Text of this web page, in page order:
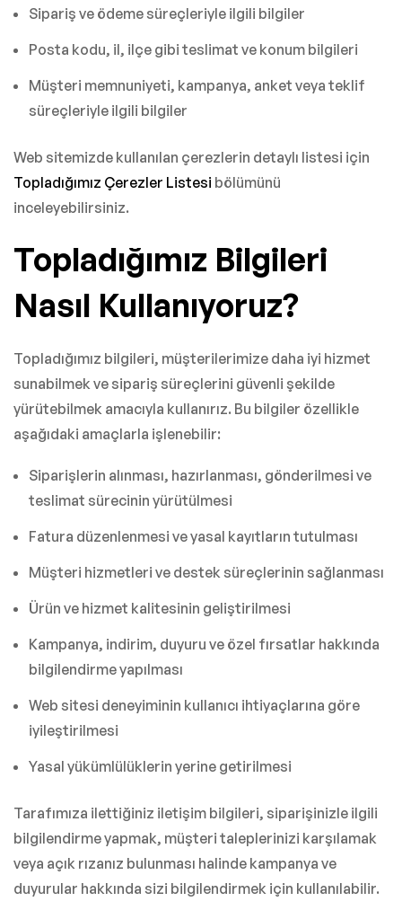
Sipariş ve ödeme süreçleriyle ilgili bilgiler
Posta kodu, il, ilçe gibi teslimat ve konum bilgileri
Müşteri memnuniyeti, kampanya, anket veya teklif
süreçleriyle ilgili bilgiler
Web sitemizde kullanılan çerezlerin detaylı listesi için
Topladığımız Çerezler Listesi bölümünü
inceleyebilirsiniz.
Topladığımız Bilgileri
Nasıl Kullanıyoruz?
Topladığımız bilgileri, müşterilerimize daha iyi hizmet
sunabilmek ve sipariş süreçlerini güvenli şekilde
yürütebilmek amacıyla kullanırız. Bu bilgiler özellikle
aşağıdaki amaçlarla işlenebilir:
Siparişlerin alınması, hazırlanması, gönderilmesi ve
teslimat sürecinin yürütülmesi
Fatura düzenlenmesi ve yasal kayıtların tutulması
Müşteri hizmetleri ve destek süreçlerinin sağlanması
Ürün ve hizmet kalitesinin geliştirilmesi
Kampanya, indirim, duyuru ve özel fırsatlar hakkında
bilgilendirme yapılması
Web sitesi deneyiminin kullanıcı ihtiyaçlarına göre
iyileştirilmesi
Yasal yükümlülüklerin yerine getirilmesi
Tarafımıza ilettiğiniz iletişim bilgileri, siparişinizle ilgili
bilgilendirme yapmak, müşteri taleplerinizi karşılamak
veya açık rızanız bulunması halinde kampanya ve
duyurular hakkında sizi bilgilendirmek için kullanılabilir.